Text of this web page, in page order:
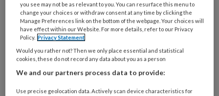
balkonnetjes maken het plaatje compleet. Beeld je
een paard in op de veranda en je bent in Villa
Kakelbont: het riante huis van Pippi Langkous.
Wat is trauma? En
hoe herken je het bij
you see may not be as relevant to you. You can resurface this menu to
change your choices or withdraw consent at any time by clicking the
Manage Preferences link on the bottom of the webpage. Your choices will
have effect within our Website. For more details, refer to our Privacy
Policy. Privacy Statement
Would you rather not? Then we only place essential and statistical
cookies, these do not record any data about you as a person
We and our partners process data to provide:
Use precise geolocation data. Actively scan device characteristics for